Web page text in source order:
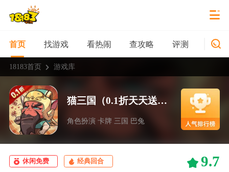
首页 找游戏 看热闹 查攻略 评测 新游
18183首页 游戏库
猫三国（0.1折天天送648）
角色扮演 卡牌 三国 巴兔
休闲免费 经典回合 9.7